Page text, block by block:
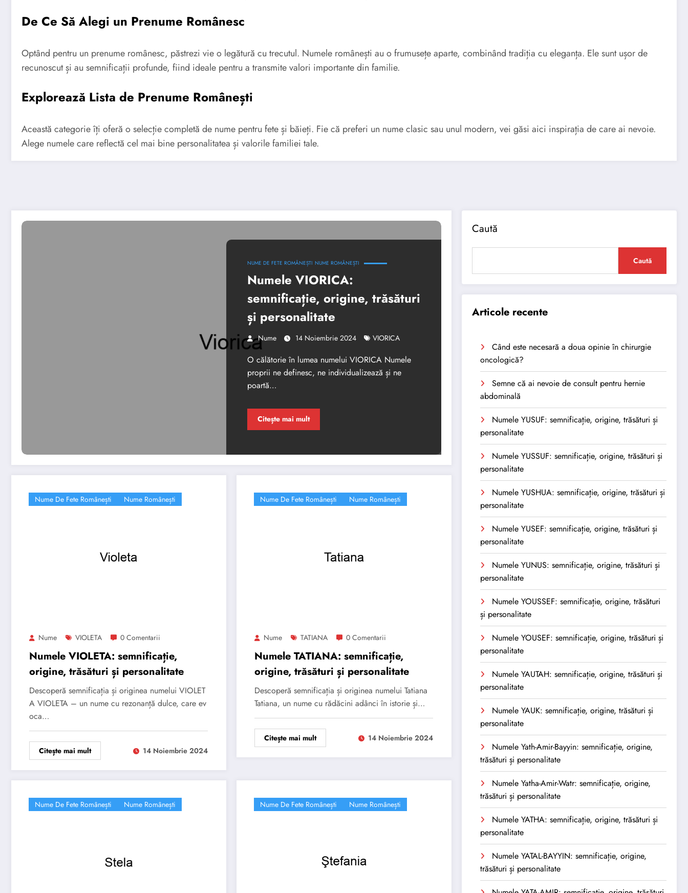
De Ce Să Alegi un Prenume Românesc
Optând pentru un prenume românesc, păstrezi vie o legătură cu trecutul. Numele românești au o frumusețe aparte, combinând tradiția cu eleganța. Ele sunt ușor de
recunoscut și au semnificații profunde, fiind ideale pentru a transmite valori importante din familie.
Explorează Lista de Prenume Românești
Această categorie îți oferă o selecție completă de nume pentru fete și băieți. Fie că preferi un nume clasic sau unul modern, vei găsi aici inspirația de care ai nevoie.
Alege numele care reflectă cel mai bine personalitatea și valorile familiei tale.
NUME DE FETE ROMÂNEȘTI NUME ROMÂNEȘTI
Numele VIORICA:
semnificație, origine, trăsături
și personalitate
Nume 14 Noiembrie 2024 VIORICA
O călătorie în lumea numelui VIORICA Numele
proprii ne definesc, ne individualizează și ne
poartă…
Citește mai mult
Nume De Fete Românești Nume Românești
Nume VIOLETA 0 Comentarii
Numele VIOLETA: semnificație,
origine, trăsături și personalitate
Descoperă semnificația și originea numelui VIOLET
A VIOLETA – un nume cu rezonanță dulce, care ev
oca…
Citește mai mult 14 Noiembrie 2024
Nume De Fete Românești Nume Românești
Nume TATIANA 0 Comentarii
Numele TATIANA: semnificație,
origine, trăsături și personalitate
Descoperă semnificația și originea numelui Tatiana
Tatiana, un nume cu rădăcini adânci în istorie și…
Citește mai mult 14 Noiembrie 2024
Nume De Fete Românești Nume Românești Nume De Fete Românești Nume Românești
Caută
Caută
Articole recente
Când este necesară a doua opinie în chirurgie
oncologică?
Semne că ai nevoie de consult pentru hernie
abdominală
Numele YUSUF: semnificație, origine, trăsături și
personalitate
Numele YUSSUF: semnificație, origine, trăsături și
personalitate
Numele YUSHUA: semnificație, origine, trăsături și
personalitate
Numele YUSEF: semnificație, origine, trăsături și
personalitate
Numele YUNUS: semnificație, origine, trăsături și
personalitate
Numele YOUSSEF: semnificație, origine, trăsături
și personalitate
Numele YOUSEF: semnificație, origine, trăsături și
personalitate
Numele YAUTAH: semnificație, origine, trăsături și
personalitate
Numele YAUK: semnificație, origine, trăsături și
personalitate
Numele Yath-Amir-Bayyin: semnificație, origine,
trăsături și personalitate
Numele Yatha-Amir-Watr: semnificație, origine,
trăsături și personalitate
Numele YATHA: semnificație, origine, trăsături și
personalitate
Numele YATAL-BAYYIN: semnificație, origine,
trăsături și personalitate